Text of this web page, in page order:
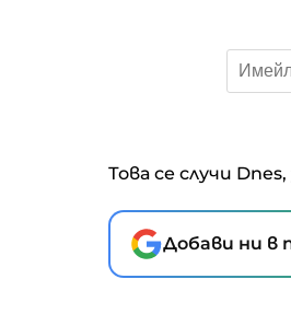
Това се случи
Добави ни в